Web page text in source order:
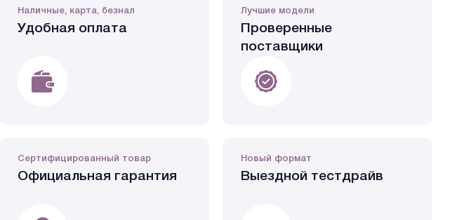
Наличные, карта, безнал
Удобная оплата
Лучшие модели
Проверенные
поставщики
Сертифицированный товар
Официальная гарантия
Новый формат
Выездной тестдрайв